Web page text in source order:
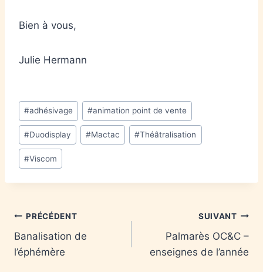
Bien à vous,
Julie Hermann
#adhésivage #animation point de vente
#Duodisplay #Mactac #Théâtralisation
#Viscom
PRÉCÉDENT
Banalisation de
l’éphémère
SUIVANT
Palmarès OC&C –
enseignes de l’année